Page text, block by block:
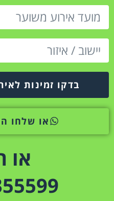
בדקו זמינות
או שלחו
או